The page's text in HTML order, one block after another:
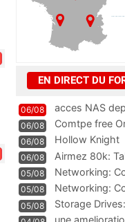
EN DIRECT DU
06/08 acces NAS
06/08 Comtpe free
06/08 Hollow Knight
06/08
Airmez 80k:
Technologie
05/08 Networking:
05/08
Networking:
Information
05/08
Storage
Management